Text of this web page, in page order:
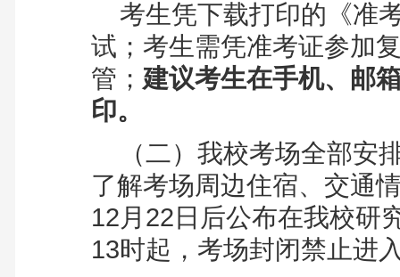
考生凭下载打印的《准
试；考生需凭准考证参加
管； 建议考生在手机、邮
印。
（二） 我校考场全部安
了解考场周边住宿、交通
12月22日后公布在我校研
13时起，考场封闭禁止进